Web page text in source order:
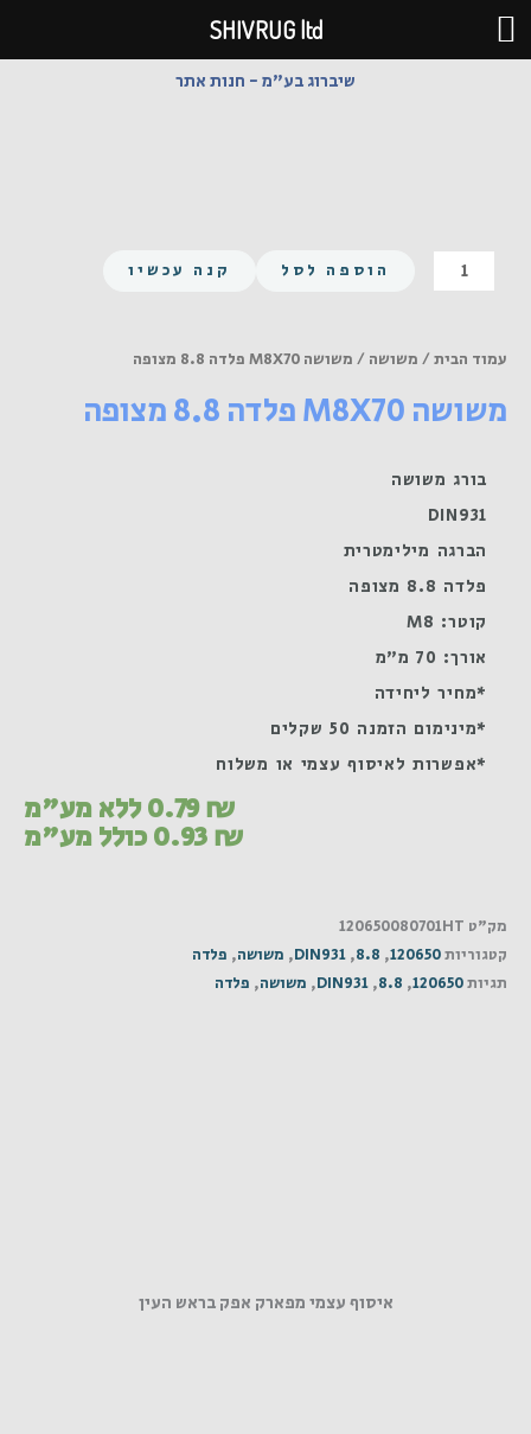
דילוג
לתוכן
שיברוג בע"מ - חנות אתר
כמות
של
8.8
הוספה לסל קנה עכשיו
עמוד הבית/ משושה / משושה M8X70 פלדה 8.8 מצופה
משושה M8X70 פלדה 8.8 מצופה
בורג משושה
DIN931
הברגה מילימטרית
פלדה 8.8 מצופה
קוטר: M8
אורך: 70 מ"מ
*מחיר ליחידה
*מינימום הזמנה 50 שקלים
*אפשרות לאיסוף עצמי או משלוח
0.79₪ ללא מע"מ
0.93₪ כולל מע"מ
מק"ט 120650080701HT
קטגוריות120650
,
8.8
,
DIN931
, משושה, פלדה
תגיות120650
,
8.8
,
DIN931
, משושה, פלדה
איסוף עצמי מפארק אפק בראש העין
SHIVRUG ltd